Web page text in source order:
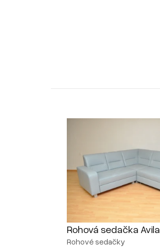
Rohová sedačka Avila
Rohové sedačky